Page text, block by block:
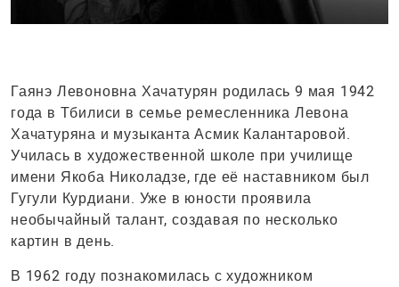
Гаянэ Левоновна Хачатурян родилась 9 мая 1942
года в Тбилиси в семье ремесленника Левона
Хачатуряна и музыканта Асмик Калантаровой.
Училась в художественной школе при училище
имени Якоба Николадзе, где её наставником был
Гугули Курдиани. Уже в юности проявила
необычайный талант, создавая по несколько
картин в день.
В 1962 году познакомилась с художником